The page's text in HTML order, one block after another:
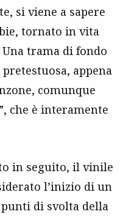
si viene a sapere
tornato in vita
trama di fondo
appena
comunque
che è interamente
in seguito, il vinile
l’inizio di un
di svolta della